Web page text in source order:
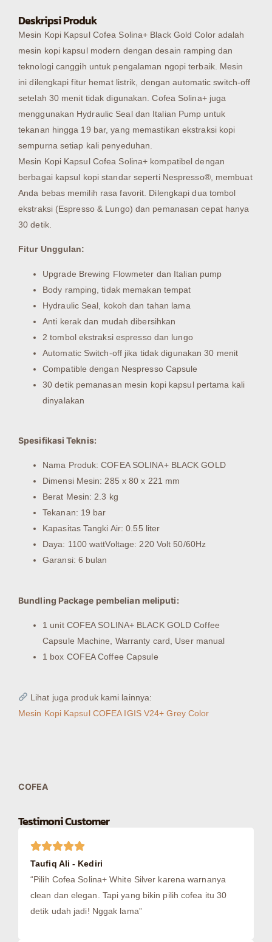
Deskripsi Produk
Mesin Kopi Kapsul Cofea Solina+ Black Gold Color adalah
mesin kopi kapsul modern dengan desain ramping dan
teknologi canggih untuk pengalaman ngopi terbaik. Mesin
ini dilengkapi fitur hemat listrik, dengan automatic switch-off
setelah 30 menit tidak digunakan. Cofea Solina+ juga
menggunakan Hydraulic Seal dan Italian Pump untuk
tekanan hingga 19 bar, yang memastikan ekstraksi kopi
sempurna setiap kali penyeduhan.
Mesin Kopi Kapsul Cofea Solina+ kompatibel dengan
berbagai kapsul kopi standar seperti Nespresso®, membuat
Anda bebas memilih rasa favorit. Dilengkapi dua tombol
ekstraksi (Espresso & Lungo) dan pemanasan cepat hanya
30 detik.
Fitur Unggulan:
Upgrade Brewing Flowmeter dan Italian pump
Body ramping, tidak memakan tempat
Hydraulic Seal, kokoh dan tahan lama
Anti kerak dan mudah dibersihkan
2 tombol ekstraksi espresso dan lungo
Automatic Switch-off jika tidak digunakan 30 menit
Compatible dengan Nespresso Capsule
30 detik pemanasan mesin kopi kapsul pertama kali
dinyalakan
Spesifikasi Teknis:
Nama Produk: COFEA SOLINA+ BLACK GOLD
Dimensi Mesin: 285 x 80 x 221 mm
Berat Mesin: 2.3 kg
Tekanan: 19 bar
Kapasitas Tangki Air: 0.55 liter
Daya: 1100 wattVoltage: 220 Volt 50/60Hz
Garansi: 6 bulan
Bundling Package pembelian meliputi:
1 unit COFEA SOLINA+ BLACK GOLD Coffee
Capsule Machine, Warranty card, User manual
1 box COFEA Coffee Capsule
Lihat juga produk kami lainnya:
Mesin Kopi Kapsul COFEA IGIS V24+ Grey Color
COFEA
Testimoni Customer
Taufiq Ali - Kediri
“Pilih Cofea Solina+ White Silver karena warnanya
clean dan elegan. Tapi yang bikin pilih cofea itu 30
detik udah jadi! Nggak lama”